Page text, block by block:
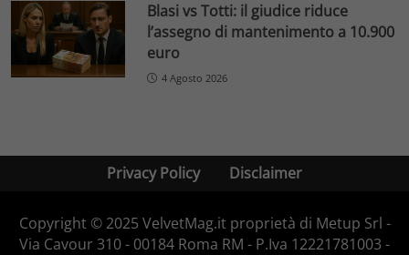
Blasi vs Totti: il giudice riduce
l’assegno di mantenimento a 10.900
euro
4 Agosto 2026
Privacy Policy Disclaimer
Copyright © 2025 VelvetMag.it proprietà di Metup Srl -
Via Cavour 310 - 00184 Roma RM - P.Iva 12221781003 -